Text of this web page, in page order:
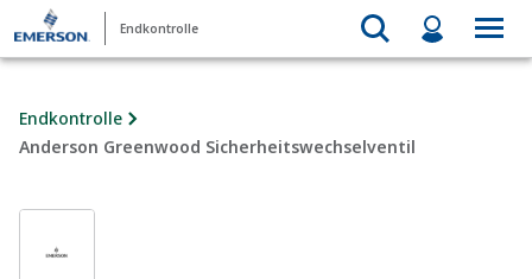
Endkontrolle
Endkontrolle
Anderson Greenwood Sicherheitswechselventil